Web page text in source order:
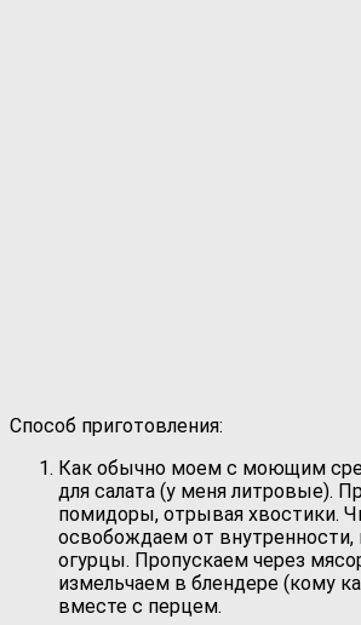
Способ приготовления:
Как обычно моем с моющим
для салата (у меня литровые).
помидоры, отрывая хвостики.
освобождаем от
огурцы. Пропускаем через
измельчаем в блендере (кому
вместе с перцем.